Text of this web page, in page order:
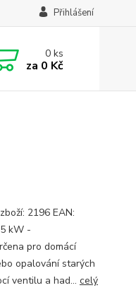
Přihlášení
0ks
za 0 Kč
2196 EAN:
kW -
pro domácí
opalování starých
ventilu a had... celý